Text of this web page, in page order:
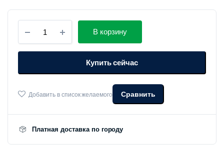
пылесос
для
удаления
клеща
Mijia
количество
В корзину
Купить сейчас
Добавить в список желаемого Сравнить
Платная доставка по городу